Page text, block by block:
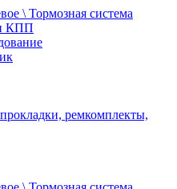
\ Тормозная система
КПП
ремкомплекты,